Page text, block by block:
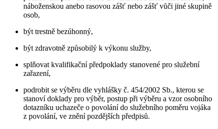
náboženskou anebo rasovou zášť nebo zášť vůči jiné skupině
osob,
být trestně bezúhonný,
být zdravotně způsobilý k výkonu služby,
splňovat kvalifikační předpoklady stanovené pro služební
zařazení,
podrobit se výběru dle vyhlášky č. 454/2002 Sb., kterou se
stanoví doklady pro výběr, postup při výběru a vzor osobního
dotazníku uchazeče o povolání do služebního poměru vojáka
z povolání, ve znění pozdějších předpisů.